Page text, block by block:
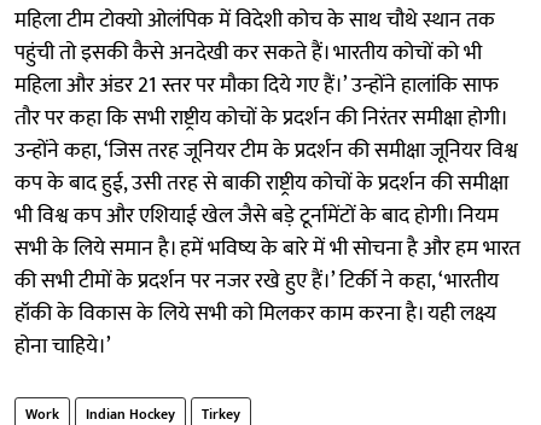
महिला टीम टोक्यो ओलंपिक में विदेशी कोच के साथ चौथे स्थान तक
पहुंची तो इसकी कैसे अनदेखी कर सकते हैं। भारतीय कोचों को भी
महिला और अंडर 21 स्तर पर मौका दिये गए हैं।’ उन्होंने हालांकि साफ
तौर पर कहा कि सभी राष्ट्रीय कोचों के प्रदर्शन की निरंतर समीक्षा होगी।
उन्होंने कहा, ‘जिस तरह जूनियर टीम के प्रदर्शन की समीक्षा जूनियर विश्व
कप के बाद हुई, उसी तरह से बाकी राष्ट्रीय कोचों के प्रदर्शन की समीक्षा
भी विश्व कप और एशियाई खेल जैसे बड़े टूर्नामेंटों के बाद होगी। नियम
सभी के लिये समान है। हमें भविष्य के बारे में भी सोचना है और हम भारत
की सभी टीमों के प्रदर्शन पर नजर रखे हुए हैं।’ टिर्की ने कहा, ‘भारतीय
हॉकी के विकास के लिये सभी को मिलकर काम करना है। यही लक्ष्य
होना चाहिये।’
Work Indian Hockey Tirkey